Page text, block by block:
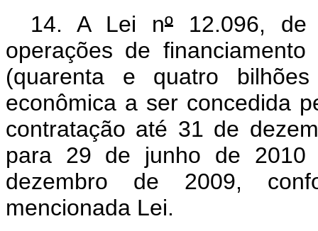
14. A Lei nº12.096, de
operações de
(quarenta e quatro
econômica a ser concedida
contratação até 31 de
para 29 de junho de 2010
dezembro de 2009,
mencionada Lei.